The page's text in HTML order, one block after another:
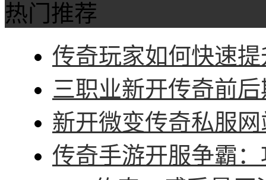
热门推荐
传奇玩家如何快速
三职业新开传奇前
新开微变传奇私服
传奇手游开服争霸